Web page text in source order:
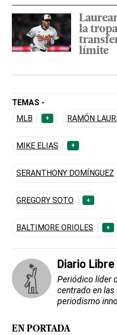
la
límite
TEMAS -
MLB
+ RAMÓN
MIKE ELIAS +
SERANTHONY DOMÍNGUEZ
GREGORY SOTO +
BALTIMORE ORIOLES +
Diario Libre
Periódico líder
centrado en
periodismo
EN PORTADA